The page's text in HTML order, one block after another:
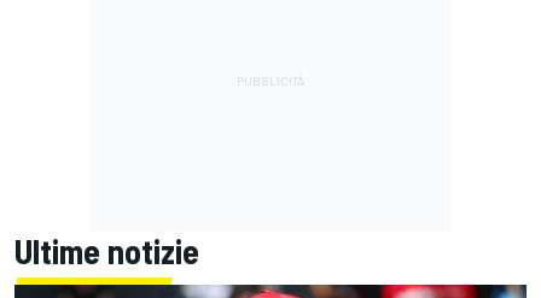
Ultime notizie